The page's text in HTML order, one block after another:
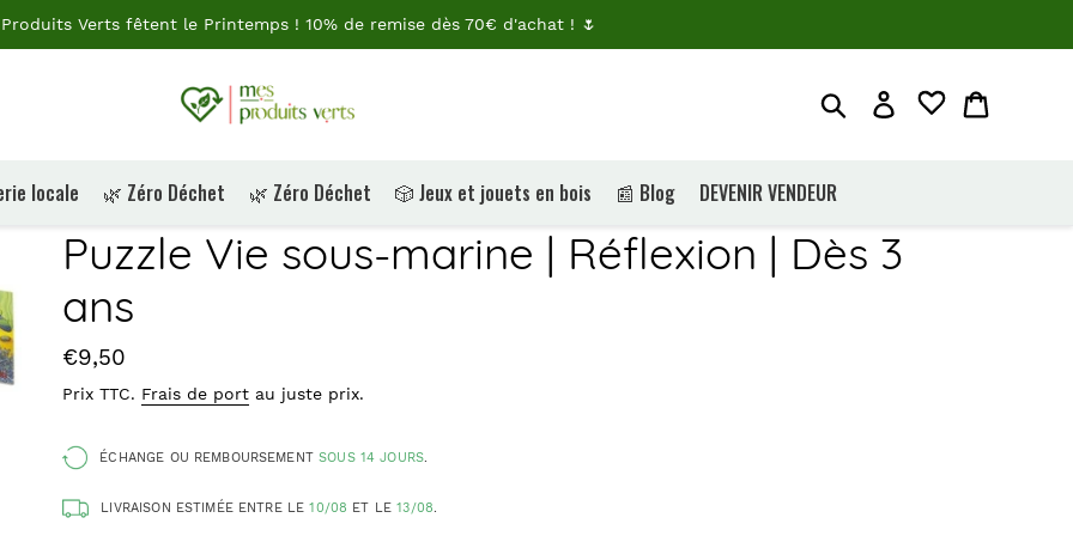
Produits Verts fêtent le Printemps ! 10% de remise dès 70€ d'achat ! 🌷
RechercherJe me connecte
locale 🌿 Zéro Déchet 🌿 Zéro Déchet 🎲 Jeux et jouets en bois 📰 Blog DEVENIR VENDEUR
Puzzle Vie sous-marine | Réflexion | Dès 3
ans
Prix
€9,50
Prix TTC. Frais de port au juste prix.
ÉCHANGE OU REMBOURSEMENTSOUS 14 JOURS.
LIVRAISON ESTIMÉE ENTRE LE10/08 ET LE13/08.